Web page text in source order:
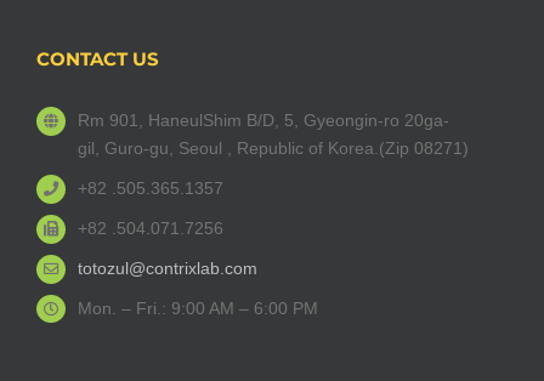
CONTACT US
Rm 901, HaneulShim B/D, 5, Gyeongin-ro 20ga-
gil, Guro-gu, Seoul , Republic of Korea.(Zip 08271)
+82 .505.365.1357
+82 .504.071.7256
totozul@contrixlab.com
Mon. – Fri.: 9:00 AM – 6:00 PM